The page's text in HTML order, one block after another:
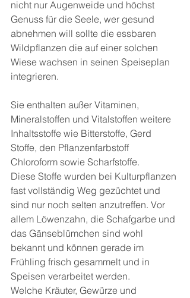
nicht nur Augenweide und höchst
Genuss für die Seele, wer gesund
abnehmen will sollte die essbaren
Wildpflanzen die auf einer solchen
Wiese wachsen in seinen Speiseplan
integrieren.
Sie enthalten außer Vitaminen,
Mineralstoffen und Vitalstoffen weitere
Inhaltsstoffe wie Bitterstoffe, Gerd
Stoffe, den Pflanzenfarbstoff
Chloroform sowie Scharfstoffe.
Diese Stoffe wurden bei Kulturpflanzen
fast vollständig Weg gezüchtet und
sind nur noch selten anzutreffen. Vor
allem Löwenzahn, die Schafgarbe und
das Gänseblümchen sind wohl
bekannt und können gerade im
Frühling frisch gesammelt und in
Speisen verarbeitet werden.
Welche Kräuter, Gewürze und